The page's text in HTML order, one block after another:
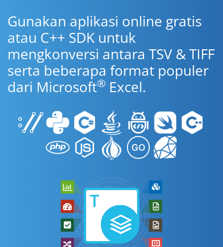
Gunakan aplikasi online gratis
atau C++ SDK untuk
mengkonversi antara TSV & TIFF
serta beberapa format populer
dari Microsoft® Excel.